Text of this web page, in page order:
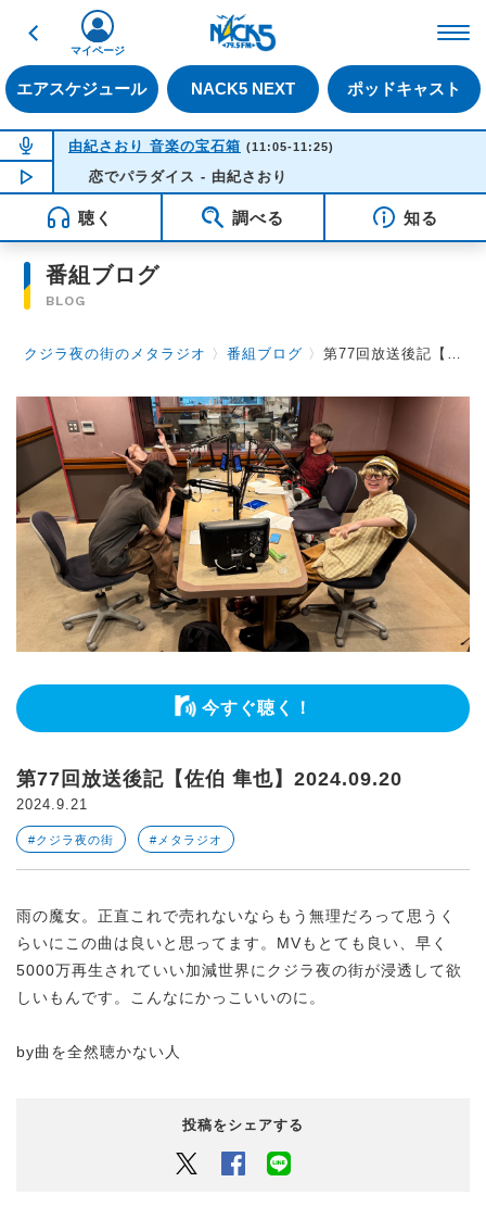
戻る
エアスケジュール NACK5 NEXT ポッドキャスト
マイページ
NOW ON AIR
由紀さおり 音楽の宝石箱 (11:05-11:25)
NOW PLAYING11:18
恋でパラダイス - 由紀さおり
聴く 調べる 知る
番組ブログ
BLOG
クジラ夜の街のメタラジオ 〉番組ブログ 〉第77回放送後記【佐伯 隼也】2024.09.20
今すぐ聴く！
第77回放送後記【佐伯 隼也】2024.09.20
2024.9.21
#クジラ夜の街 #メタラジオ
雨の魔女。正直これで売れないならもう無理だろって思うく
らいにこの曲は良いと思ってます。MVもとても良い、早く
5000万再生されていい加減世界にクジラ夜の街が浸透して欲
しいもんです。こんなにかっこいいのに。
by曲を全然聴かない人
投稿をシェアする
Twitter Facebook